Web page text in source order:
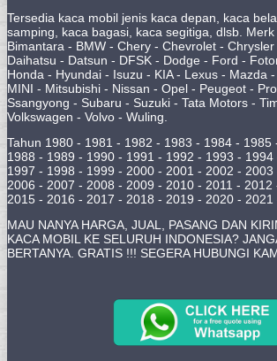
Tersedia kaca mobil jenis kaca depan, kaca
samping, kaca bagasi, kaca segitiga, dlsb. Merk
Bimantara - BMW - Chery - Chevrolet -
Daihatsu - Datsun - DFSK - Dodge - Ford -
Honda - Hyundai - Isuzu - KIA - Lexus - Mazda
MINI - Mitsubishi - Nissan - Opel - Peugeot -
Ssangyong - Subaru - Suzuki - Tata Motors -
Volkswagen - Volvo - Wuling.
Tahun 1980 - 1981 - 1982 - 1983 - 1984 - 1985
1988 - 1989 - 1990 - 1991 - 1992 - 1993 -
1997 - 1998 - 1999 - 2000 - 2001 - 2002 -
2006 - 2007 - 2008 - 2009 - 2010 - 2011 - 2012
2015 - 2016 - 2017 - 2018 - 2019 - 2020 - 2021
MAU NANYA HARGA, JUAL, PASANG DAN
KACA MOBIL KE SELURUH INDONESIA?
BERTANYA. GRATIS !!! SEGERA HUBUNGI